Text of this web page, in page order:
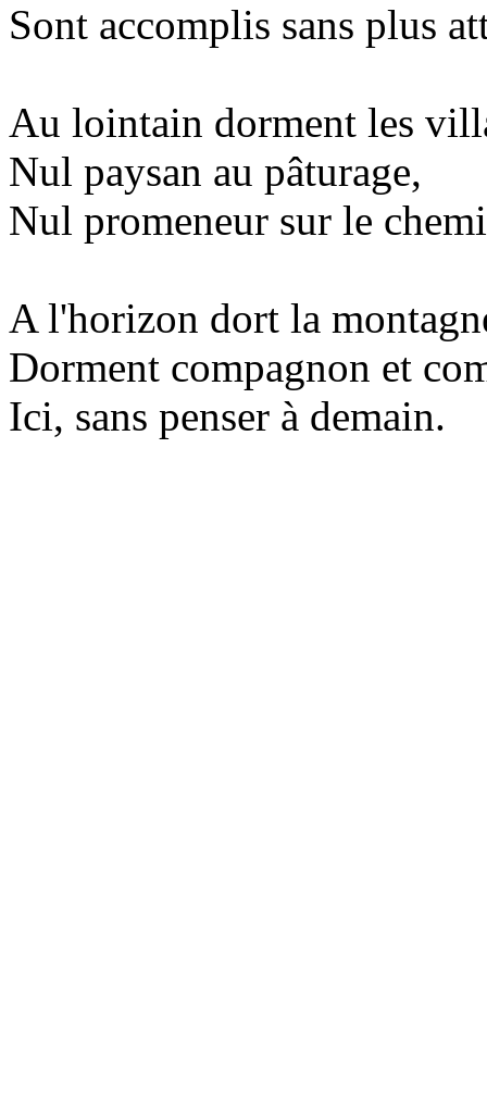
Sont accomplis sans plus
Au lointain dorment les
Nul paysan au pâturage,
Nul promeneur sur le
A l'horizon dort la
Dorment compagnon et
Ici, sans penser à demain.